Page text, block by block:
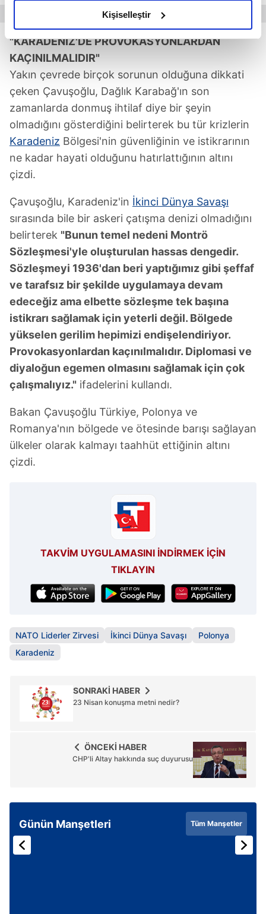
olduğunu ve sizlere en iyi içerikleri sunabilmek adına
elimizden gelen çabayı gösterdiğimizi ve bu noktada,
reklamların maliyetlerimizi karşılamak noktasında tek gelir
kalemimiz olduğunu sizlere hatırlatmak isteriz.
Her halükârda, kullanıcılar, bu çerezlere izin vermedikleri
takdirde, kullanıcılara hedefli reklamlar
gösterilmeyecektir."
Sizlere daha iyi bir hizmet sunabilmek için İnternet
Sitemizde kendimize ve üçüncü kişilere ait çerezler
kullanılmaktadır. Bu çerezler vasıtasıyla çeşitli kişisel
toplumu hizmetlerinin sunulması amacıyla
kullanılmaktadır. Diğer çerezler, sitemizin daha işlevsel
kılınması ve kişiselleştirilmesi ve sizlere yönelik
reklam/pazarlama faaliyetlerinin yapılması, amaçlarıyla
sınırlı olarak açık rızanız dahilinde kullanılacaktır.
Çerezlere ilişkin tercihlerinizi aşağıda yer alan panel
vasıtasıyla belirleyebilirsiniz. Çerezlere ilişkin detaylı bilgi
için Ayarlar butonuna tıklayabilir,
Çerez Bilgilendirme
ziyaret edebilirsiniz.
6698 sayılı Kişisel Verilerin Korunması Kanunu uyarınca
hazırlanmış Aydınlatma Metnimizi okumak ve sitemizde
ilgili mevzuata uygun olarak kullanılan çerezlerle ilgili bilgi
Kişiselleştir
"KARADENİZ'DE PROVOKASYONLARDAN
KAÇINILMALIDIR"
Yakın çevrede birçok sorunun olduğuna dikkati
çeken Çavuşoğlu, Dağlık Karabağ'ın son
zamanlarda donmuş ihtilaf diye bir şeyin
olmadığını gösterdiğini belirterek bu tür krizlerin
Karadeniz Bölgesi'nin güvenliğinin ve istikrarının
ne kadar hayati olduğunu hatırlattığının altını
çizdi.
Çavuşoğlu, Karadeniz'in İkinci Dünya Savaşı
sırasında bile bir askeri çatışma denizi olmadığını
belirterek "Bunun temel nedeni Montrö
Sözleşmesi'yle oluşturulan hassas dengedir.
Sözleşmeyi 1936'dan beri yaptığımız gibi şeffaf
ve tarafsız bir şekilde uygulamaya devam
edeceğiz ama elbette sözleşme tek başına
istikrarı sağlamak için yeterli değil. Bölgede
yükselen gerilim hepimizi endişelendiriyor.
Provokasyonlardan kaçınılmalıdır. Diplomasi ve
diyaloğun egemen olmasını sağlamak için çok
çalışmalıyız." ifadelerini kullandı.
Bakan Çavuşoğlu Türkiye, Polonya ve
Romanya'nın bölgede ve ötesinde barışı sağlayan
ülkeler olarak kalmayı taahhüt ettiğinin altını
çizdi.
TAKVİM UYGULAMASINI İNDİRMEK İÇİN
TIKLAYIN
NATO Liderler Zirvesi İkinci Dünya Savaşı
Polonya
Karadeniz
SONRAKİ HABER
23 Nisan konuşma metni nedir?
ÖNCEKİ HABER
CHP'li Altay hakkında suç duyurusu
Günün Manşetleri Tüm Manşetler